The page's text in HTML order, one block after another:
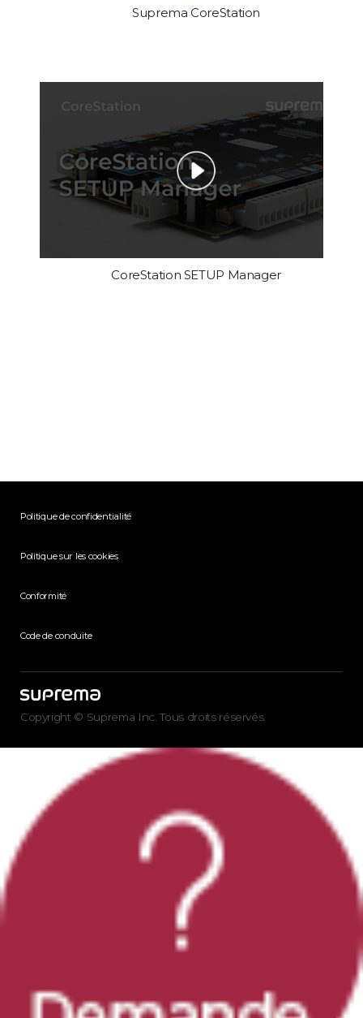
Suprema CoreStation
CoreStation SETUP Manager
Politique de confidentialité
Politique sur les cookies
Conformité
Code de conduite
Copyright © Suprema Inc. Tous droits réservés.